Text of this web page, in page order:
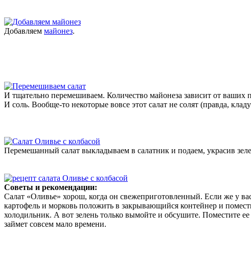
Добавляем майонез.
И тщательно перемешиваем. Количество майонеза зависит от ваших
И соль. Вообще-то некоторые вовсе этот салат не солят (правда,
Перемешанный салат выкладываем в салатник и подаем, украсив
Советы и рекомендации:
Салат «Оливье» хорош, когда он свежеприготовленный. Если же у
картофель и морковь положить в закрывающийся контейнер и
холодильник. А вот зелень только вымойте и обсушите. Поместите
займет совсем мало времени.